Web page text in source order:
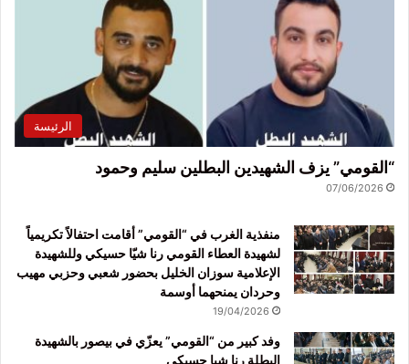
الرئيسة
“القومي” يزف الشهيدين البطلين سليم وحمود
07/06/2026
منفذية الغرب في “القومي” أقامت احتفالاً تكريمياً
لشهيدة العطاء القومي رنا شيّا حسيكي وللشهيدة
الإعلامية سوزان الخليل بحضور شعبي وحزبي مهيب
وحردان يمنحهما أوسمة
19/04/2026
وفد كبير من “القومي” يعزّي في بيصور بالشهيدة
البطلة رنا شيا حسيكي